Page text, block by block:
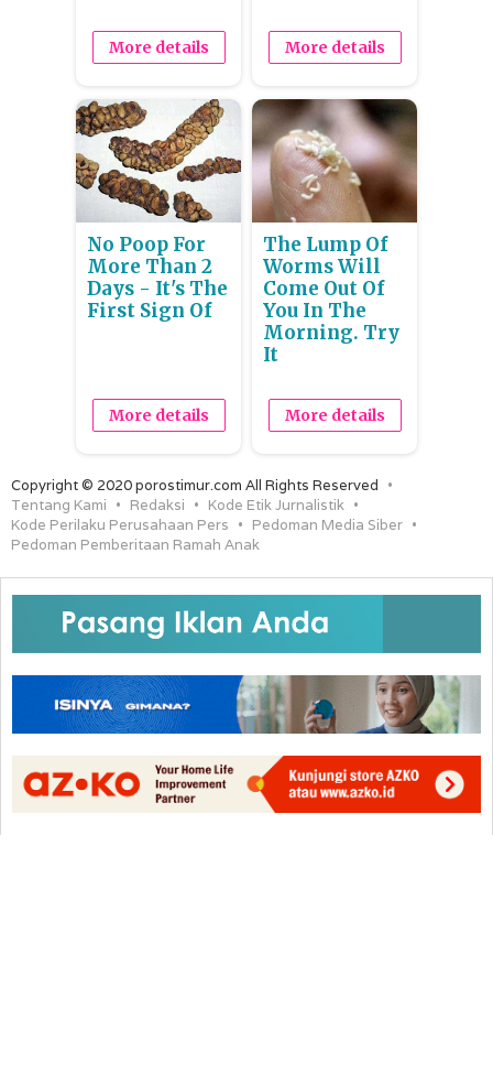
More details More details
No Poop For
More Than 2
Days - It's The
First Sign Of
More details
The Lump Of
Worms Will
Come Out Of
You In The
Morning. Try
It
More details
Copyright © 2020 porostimur.com All Rights Reserved
Tentang Kami
Redaksi
Kode Etik Jurnalistik
Kode Perilaku Perusahaan Pers
Pedoman Media Siber
Pedoman Pemberitaan Ramah Anak